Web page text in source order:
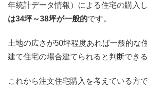
年統計データ情報）による住宅の購入
は34坪～38坪が一般的です。
土地の広さが50坪程度あれば一般的な
建て住宅の場合建てられると判断できる
これから注文住宅購入を考えている方